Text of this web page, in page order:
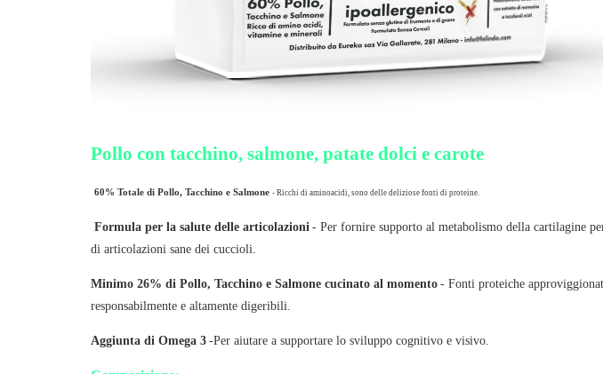
Pollo con tacchino, salmone, patate dolci e carote
60% Totale di Pollo, Tacchino e Salmone - Ricchi di aminoacidi, sono delle deliziose fonti di proteine.
Formula per la salute delle articolazioni - Per fornire supporto al metabolismo della cartilagine
di articolazioni sane dei cuccioli.
Minimo 26% di Pollo, Tacchino e Salmone cucinato al momento - Fonti proteiche
responsabilmente e altamente digeribili.
Aggiunta di Omega 3 -Per aiutare a supportare lo sviluppo cognitivo e visivo.